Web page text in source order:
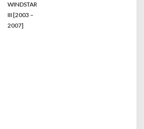
WINDSTAR
III [2003 –
2007]